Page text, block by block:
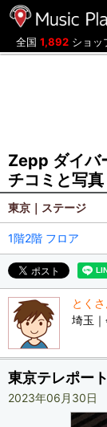
全国 1,892 ショッ
Zepp ダイバ
チコミと写真
東京｜ステージ
1階2階 フロア
とく
埼玉
東京テレポー
2023年06月30日